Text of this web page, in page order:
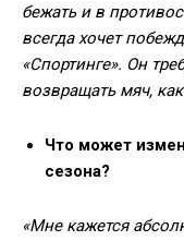
бежать и в
всегда хочет
«Спортинге». Он
возвращать мяч,
Что может
сезона?
«Мне кажется